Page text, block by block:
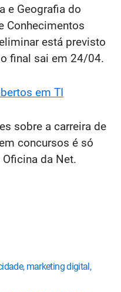
e Geografia do
Conhecimentos
está previsto
final sai em 24/04.
em TI
sobre a carreira de
concursos é só
da Net.
marketing digital,